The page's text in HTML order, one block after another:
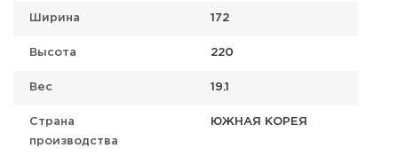
Ширина 172
Высота 220
Вес 19.1
Страна
производства
ЮЖНАЯ КОРЕЯ